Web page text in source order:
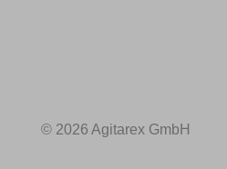
© 2026 Agitarex GmbH